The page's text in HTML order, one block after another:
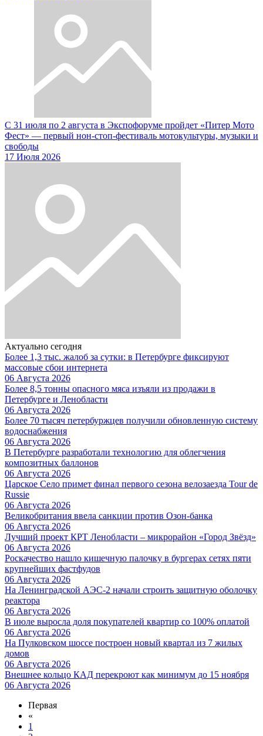
С 31 июля по 2 августа в Экспофоруме пройдет «Питер Мото
Фест» — первый нон-стоп-фестиваль мотокультуры, музыки и
свободы
17 Июля 2026
Актуально сегодня
Более 1,3 тыс. жалоб за сутки: в Петербурге фиксируют
массовые сбои интернета
06 Августа 2026
Более 8,5 тонны опасного мяса изъяли из продажи в
Петербурге и Ленобласти
06 Августа 2026
Более 70 тысяч петербуржцев получили обновленную систему
водоснабжения
06 Августа 2026
В Петербурге разработали технологию для облегчения
композитных баллонов
06 Августа 2026
Царское Село примет финал первого сезона велозаезда Tour de
Russie
06 Августа 2026
Великобритания ввела санкции против Озон-банка
06 Августа 2026
Лучший проект КРТ Ленобласти – микрорайон «Город Звёзд»
06 Августа 2026
Роскачество нашло кишечную палочку в бургерах сетях пяти
крупнейших фастфудов
06 Августа 2026
На Ленинградской АЭС-2 начали строить защитную оболочку
реактора
06 Августа 2026
В июле выросла доля покупателей квартир со 100% оплатой
06 Августа 2026
На Пулковском шоссе построен новый квартал из 7 жилых
домов
06 Августа 2026
Внешнее кольцо КАД перекроют как минимум до 15 ноября
06 Августа 2026
Первая
«
1